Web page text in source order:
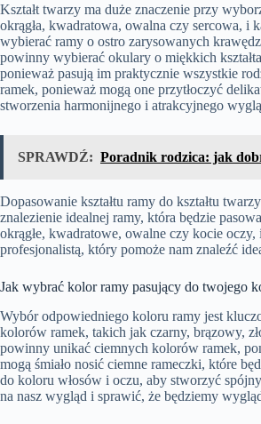
Kształt twarzy ma duże znaczenie przy
okrągła, kwadratowa, owalna czy sercowa, i
wybierać ramy o ostro zarysowanych
powinny wybierać okulary o miękkich
ponieważ pasują im praktycznie wszystkie
ramek, ponieważ mogą one przytłoczyć
stworzenia harmonijnego i atrakcyjnego
SPRAWDŹ: Poradnik rodzica: jak
Dopasowanie kształtu ramy do kształtu
znalezienie idealnej ramy, która będzie
okrągłe, kwadratowe, owalne czy kocie
profesjonalistą, który pomoże nam znaleźć
Jak wybrać kolor ramy pasujący do twojego
Wybór odpowiedniego koloru ramy jest
kolorów ramek, takich jak czarny, brązowy,
powinny unikać ciemnych kolorów ramek,
mogą śmiało nosić ciemne rameczki, które
do koloru włosów i oczu, aby stworzyć
na nasz wygląd i sprawić, że będziemy